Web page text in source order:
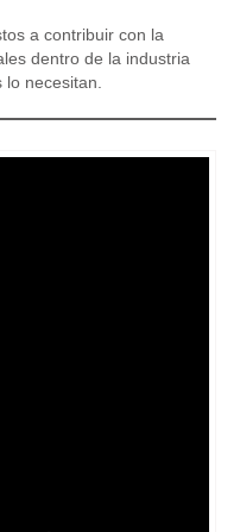
a contribuir con la
dentro de la industria
necesitan.